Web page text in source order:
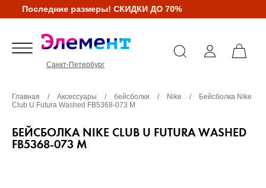
Последние размеры! СКИДКИ ДО 70%
Санкт-Петербург
Главная / Аксессуары / бейсболки / Nike /
Бейсболка Nike
Club U Futura Washed FB5368-073 M
БЕЙСБОЛКА NIKE CLUB U FUTURA WASHED
FB5368-073 M